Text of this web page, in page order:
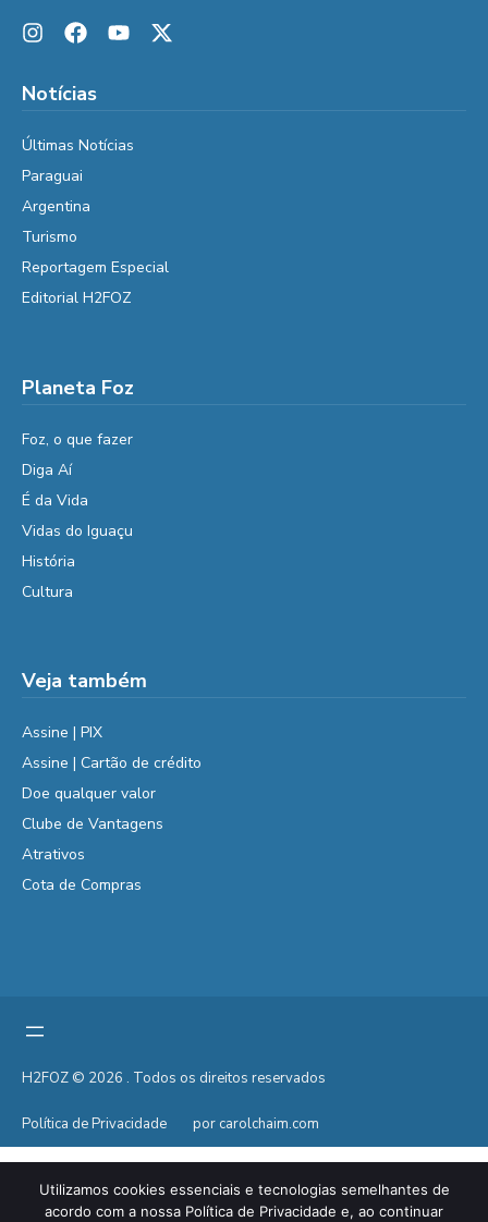
Notícias
Últimas Notícias
Paraguai
Argentina
Turismo
Reportagem Especial
Editorial H2FOZ
Planeta Foz
Foz, o que fazer
Diga Aí
É da Vida
Vidas do Iguaçu
História
Cultura
Veja também
Assine | PIX
Assine | Cartão de crédito
Doe qualquer valor
Clube de Vantagens
Atrativos
Cota de Compras
H2FOZ © 2026 . Todos os direitos reservados
Política de Privacidade por carolchaim.com
Utilizamos cookies essenciais e tecnologias semelhantes de
acordo com a nossa Política de Privacidade e, ao continuar